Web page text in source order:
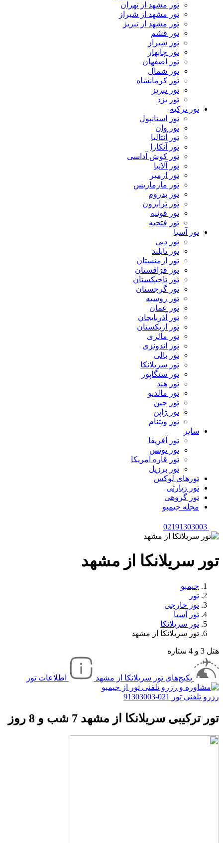
تور مشهد از تهران
تور مشهد از شیراز
تور مشهد از تبریز
تور قشم
تور شیراز
تور چابهار
تور اصفهان
تور شمال
تور کرمانشاه
تور تبریز
تور یزد
تور ترکیه
تور استانبول
تور وان
تور آنتالیا
تور آنکارا
تور کوش آداسی
تور آلانیا
تور ازمیر
تور مارماریس
تور بدروم
تور ترابزون
تور قونیه
تور فتحیه
تور آسیا
تور دبی
تور تایلند
تور ارمنستان
تور قزاقستان
تور تاجیکستان
تور گرجستان
تور روسیه
تور عمان
تور آذربایجان
تور ازبکستان
تور مالزی
تور اندونزی
تور بالی
تور سریلانکا
تور سنگاپور
تور هند
تور مالدیو
تور چین
تور ژاپن
تور ویتنام
سایر
تور آفریقا
تور تونس
تور قاره آمریکا
تور برزیل
تورهای لوکس
تور زیارتی
تور گروهی
مجله جیمبو
02191303003
تور سریلانکا از مشهد
جیمبو
تور
تور خارجی
تور آسیا
تور سریلانکا
تور سریلانکا از مشهد
هتل 3 و 4 ستاره
پکیج‌های تور سریلانکا از مشهد اطلاعات تور
رزرو تلفنی تور 021-91303003
تور ترکیبی سریلانکا از مشهد 7 شب و 8 روز